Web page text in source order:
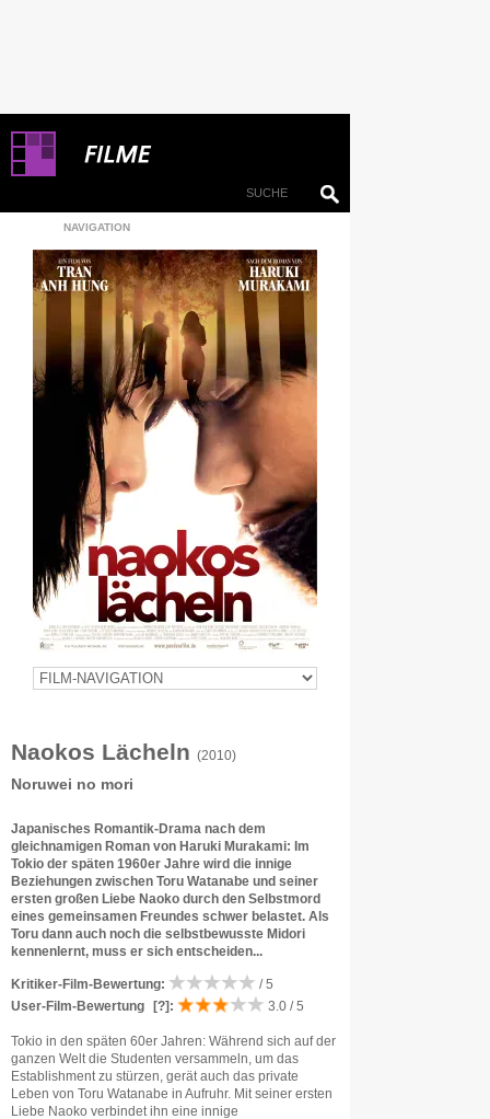
NAVIGATION
Naokos Lächeln (2010)
Noruwei no mori
Japanisches Romantik-Drama nach dem
gleichnamigen Roman von Haruki Murakami: Im
Tokio der späten 1960er Jahre wird die innige
Beziehungen zwischen Toru Watanabe und seiner
ersten großen Liebe Naoko durch den Selbstmord
eines gemeinsamen Freundes schwer belastet. Als
Toru dann auch noch die selbstbewusste Midori
kennenlernt, muss er sich entscheiden...
Kritiker-Film-Bewertung:
/ 5
User-Film-Bewertung
[?] : 3.0 / 5
Tokio in den späten 60er Jahren: Während sich auf der
ganzen Welt die Studenten versammeln, um das
Establishment zu stürzen, gerät auch das private
Leben von Toru Watanabe in Aufruhr. Mit seiner ersten
Liebe Naoko verbindet ihn eine innige